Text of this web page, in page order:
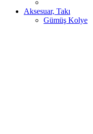
Aksesuar, Takı
Gümüş Kolye